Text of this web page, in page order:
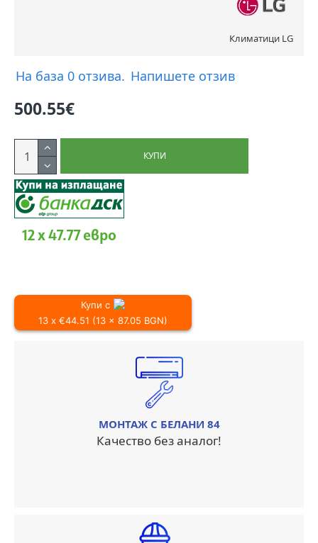
Климатици LG
На база 0 отзива. Напишете отзив
500.55€
КУПИ
12 x 47.77 евро
Купи с
13 x €44.51 (13 x 87.05 BGN)
МОНТАЖ С БЕЛАНИ 84
Качество без аналог!